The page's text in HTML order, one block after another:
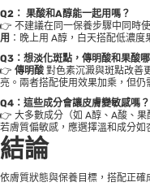
Q2： 果酸和A醇能一起用嗎？
👉 不建議在同一保養步驟中同時
用 ：晚上用 A醇，白天搭配低濃度
Q3 ：想淡化斑點，傳明酸和果酸
👉 傳明酸 對色素沉澱與斑點改善
亮。兩者搭配使用效果加乘，但仍
Q4 ：這些成分會讓皮膚變敏感嗎？
👉 大多數成分（如 A醇、A酸、
若膚質偏敏感，應選擇溫和成分如
結論
依膚質狀態與保養目標，搭配正確